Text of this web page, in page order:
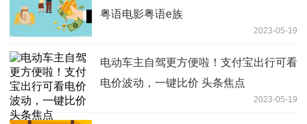
粤语电影粤语e族
2023-05-19
电动车主自驾更方便啦！支付宝出行可看
电价波动，一键比价 头条焦点
2023-05-19